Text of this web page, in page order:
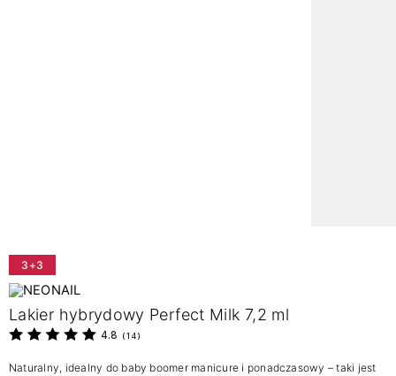
3+3
Lakier hybrydowy Perfect Milk 7,2 ml
4.8 ( 14)
Naturalny, idealny do baby boomer manicure i ponadczasowy – taki jest